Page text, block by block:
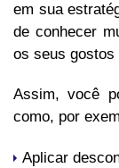
em sua
de conhecer
os seus gostos
Assim, você
como, por
Aplicar